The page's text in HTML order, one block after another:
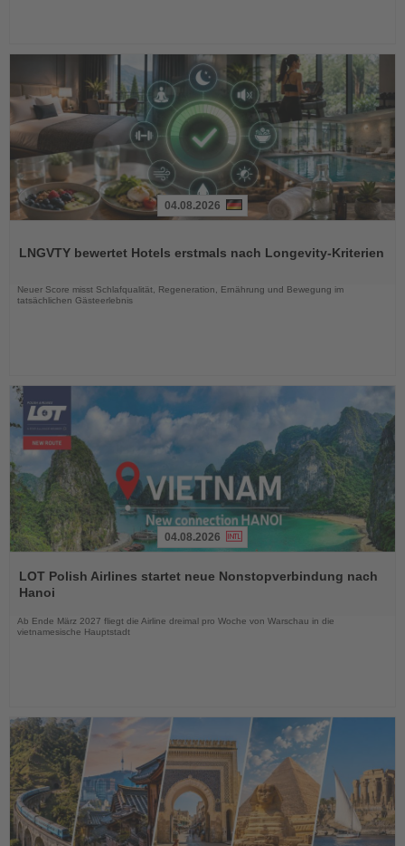
die
04.08.2026
LNGVTY bewertet Hotels erstmals nach Longevity-Kriterien
Neuer Score misst Schlafqualität, Regeneration, Ernährung und Bewegung im
tatsächlichen Gästeerlebnis
Sie
die
04.08.2026
LOT Polish Airlines startet neue Nonstopverbindung nach
Hanoi
Ab Ende März 2027 fliegt die Airline dreimal pro Woche von Warschau in die
vietnamesische Hauptstadt